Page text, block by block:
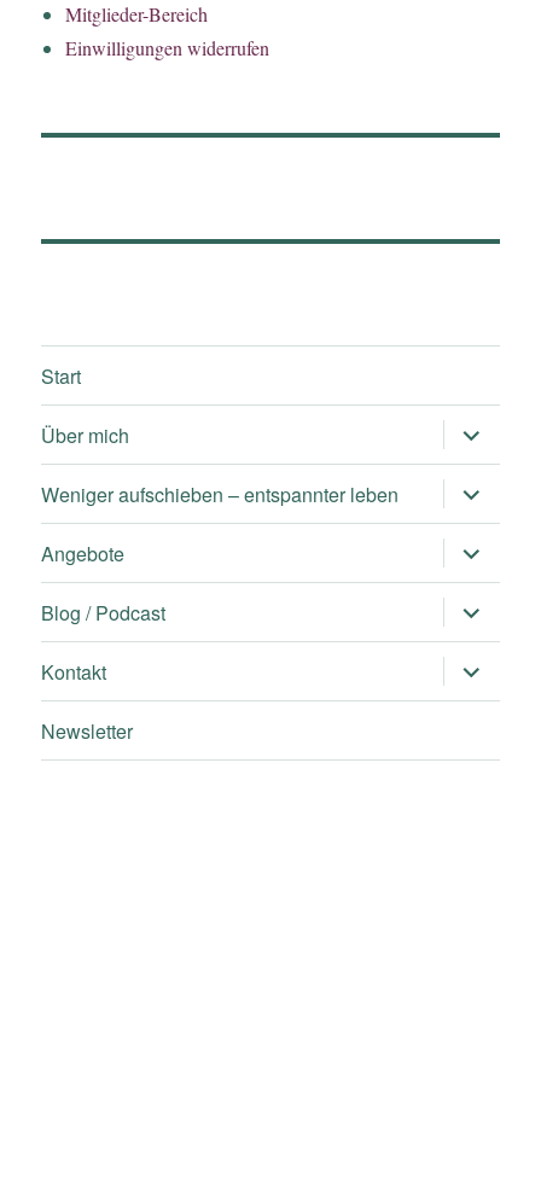
Mitglieder-Bereich
Einwilligungen widerrufen
Start
Über mich
öffnen
Weniger aufschieben – entspannter leben
öffnen
Angebote
öffnen
Blog / Podcast
öffnen
Kontakt
öffnen
Newsletter